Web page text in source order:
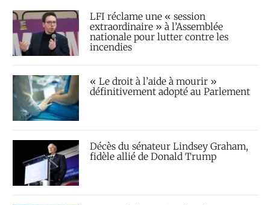
LFI réclame une « session
extraordinaire » à l’Assemblée
nationale pour lutter contre les
incendies
« Le droit à l’aide à mourir »
définitivement adopté au Parlement
Décès du sénateur Lindsey Graham,
fidèle allié de Donald Trump